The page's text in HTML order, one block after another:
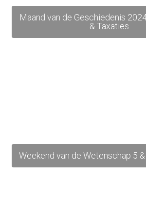
Maand van de Geschiedenis
& Taxaties
Weekend van de Wetenschap 5